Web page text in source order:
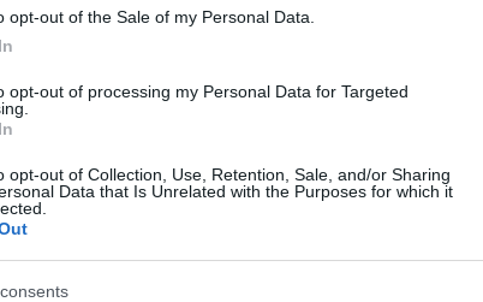
opt-out of the Sale of my Personal Data.
opt-out of processing my Personal Data for Targeted
opt-out of Collection, Use, Retention, Sale, and/or Sharing
Data that Is Unrelated with the Purposes for which it
των σχολείων του